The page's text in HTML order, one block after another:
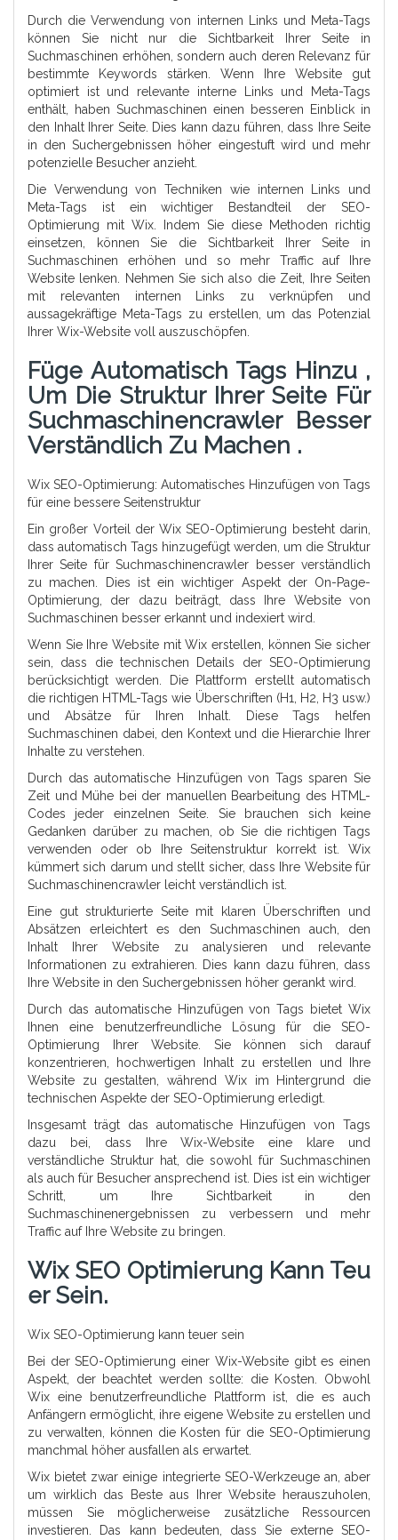
Durch die Verwendung von internen Links und Meta-Tags
können Sie nicht nur die Sichtbarkeit Ihrer Seite in
Suchmaschinen erhöhen, sondern auch deren Relevanz für
bestimmte Keywords stärken. Wenn Ihre Website gut
optimiert ist und relevante interne Links und Meta-Tags
enthält, haben Suchmaschinen einen besseren Einblick in
den Inhalt Ihrer Seite. Dies kann dazu führen, dass Ihre Seite
in den Suchergebnissen höher eingestuft wird und mehr
potenzielle Besucher anzieht.
Die Verwendung von Techniken wie internen Links und
Meta-Tags ist ein wichtiger Bestandteil der SEO-
Optimierung mit Wix. Indem Sie diese Methoden richtig
einsetzen, können Sie die Sichtbarkeit Ihrer Seite in
Suchmaschinen erhöhen und so mehr Traffic auf Ihre
Website lenken. Nehmen Sie sich also die Zeit, Ihre Seiten
mit relevanten internen Links zu verknüpfen und
aussagekräftige Meta-Tags zu erstellen, um das Potenzial
Ihrer Wix-Website voll auszuschöpfen.
Füge Automatisch Tags Hinzu ,
Um Die Struktur Ihrer Seite Für
Suchmaschinencrawler Besser
Verständlich Zu Machen .
Wix SEO-Optimierung: Automatisches Hinzufügen von Tags
für eine bessere Seitenstruktur
Ein großer Vorteil der Wix SEO-Optimierung besteht darin,
dass automatisch Tags hinzugefügt werden, um die Struktur
Ihrer Seite für Suchmaschinencrawler besser verständlich
zu machen. Dies ist ein wichtiger Aspekt der On-Page-
Optimierung, der dazu beiträgt, dass Ihre Website von
Suchmaschinen besser erkannt und indexiert wird.
Wenn Sie Ihre Website mit Wix erstellen, können Sie sicher
sein, dass die technischen Details der SEO-Optimierung
berücksichtigt werden. Die Plattform erstellt automatisch
die richtigen HTML-Tags wie Überschriften (H1, H2, H3 usw.)
und Absätze für Ihren Inhalt. Diese Tags helfen
Suchmaschinen dabei, den Kontext und die Hierarchie Ihrer
Inhalte zu verstehen.
Durch das automatische Hinzufügen von Tags sparen Sie
Zeit und Mühe bei der manuellen Bearbeitung des HTML-
Codes jeder einzelnen Seite. Sie brauchen sich keine
Gedanken darüber zu machen, ob Sie die richtigen Tags
verwenden oder ob Ihre Seitenstruktur korrekt ist. Wix
kümmert sich darum und stellt sicher, dass Ihre Website für
Suchmaschinencrawler leicht verständlich ist.
Eine gut strukturierte Seite mit klaren Überschriften und
Absätzen erleichtert es den Suchmaschinen auch, den
Inhalt Ihrer Website zu analysieren und relevante
Informationen zu extrahieren. Dies kann dazu führen, dass
Ihre Website in den Suchergebnissen höher gerankt wird.
Durch das automatische Hinzufügen von Tags bietet Wix
Ihnen eine benutzerfreundliche Lösung für die SEO-
Optimierung Ihrer Website. Sie können sich darauf
konzentrieren, hochwertigen Inhalt zu erstellen und Ihre
Website zu gestalten, während Wix im Hintergrund die
technischen Aspekte der SEO-Optimierung erledigt.
Insgesamt trägt das automatische Hinzufügen von Tags
dazu bei, dass Ihre Wix-Website eine klare und
verständliche Struktur hat, die sowohl für Suchmaschinen
als auch für Besucher ansprechend ist. Dies ist ein wichtiger
Schritt, um Ihre Sichtbarkeit in den
Suchmaschinenergebnissen zu verbessern und mehr
Traffic auf Ihre Website zu bringen.
Wix SEO Optimierung Kann Teu
Er Sein.
Wix SEO-Optimierung kann teuer sein
Bei der SEO-Optimierung einer Wix-Website gibt es einen
Aspekt, der beachtet werden sollte: die Kosten. Obwohl
Wix eine benutzerfreundliche Plattform ist, die es auch
Anfängern ermöglicht, ihre eigene Website zu erstellen und
zu verwalten, können die Kosten für die SEO-Optimierung
manchmal höher ausfallen als erwartet.
Wix bietet zwar einige integrierte SEO-Werkzeuge an, aber
um wirklich das Beste aus Ihrer Website herauszuholen,
müssen Sie möglicherweise zusätzliche Ressourcen
investieren. Das kann bedeuten, dass Sie externe SEO-